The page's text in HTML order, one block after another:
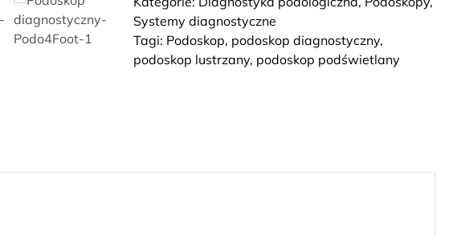
Systemy diagnostyczne
Tagi: Podoskop, podoskop diagnostyczny,
podoskop lustrzany, podoskop podświetlany